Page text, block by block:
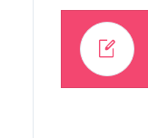
Dell Inspiron 15 3510 GD
M53 LA-L244P REV 1.0
戴尔笔记本主板点位图CA
免费